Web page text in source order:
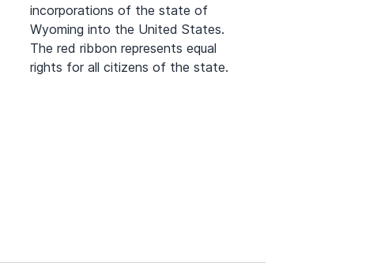
incorporations of the state of
Wyoming into the United States.
The red ribbon represents equal
rights for all citizens of the state.